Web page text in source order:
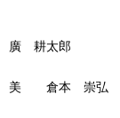
副委
委員 芳
廣 耕太郎
山本
美 倉本 崇弘
稲森